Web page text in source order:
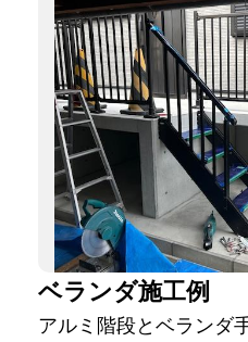
ベランダ施工例
アルミ階段とベランダ